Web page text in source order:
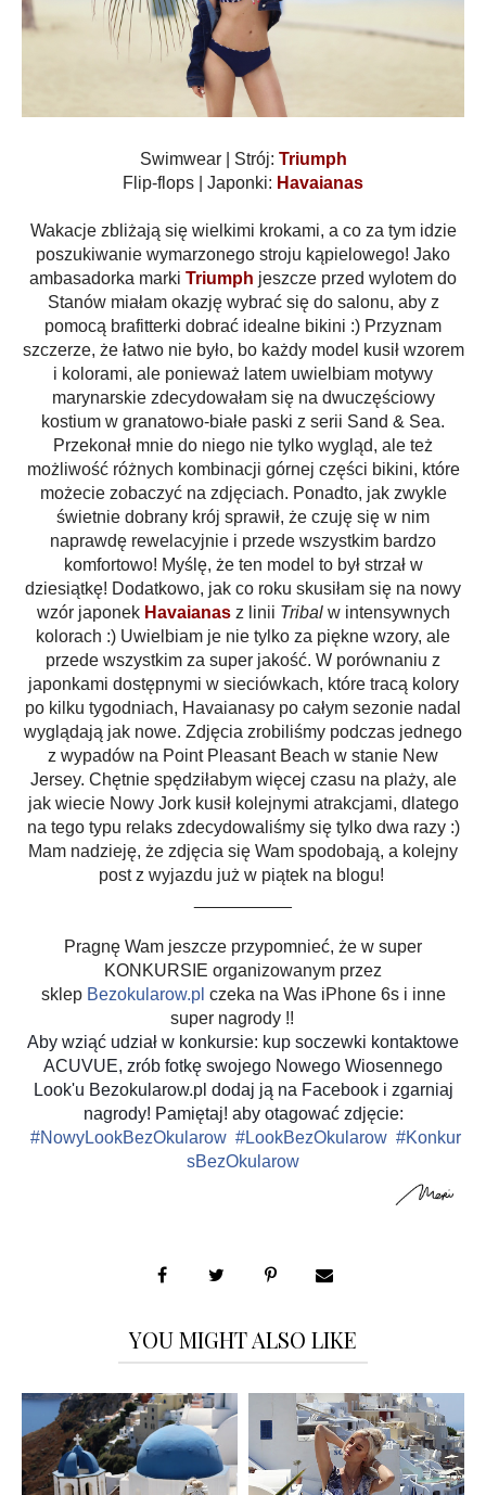
Swimwear | Strój: Triumph
Flip-flops | Japonki: Havaianas
Wakacje zbliżają się wielkimi krokami, a co za tym idzie
poszukiwanie wymarzonego stroju kąpielowego! Jako
ambasadorka marki Triumph jeszcze przed wylotem do
Stanów miałam okazję wybrać się do salonu, aby z
pomocą brafitterki dobrać idealne bikini :) Przyznam
szczerze, że łatwo nie było, bo każdy model kusił wzorem
i kolorami, ale ponieważ latem uwielbiam motywy
marynarskie zdecydowałam się na dwuczęściowy
kostium w granatowo-białe paski z serii Sand & Sea.
Przekonał mnie do niego nie tylko wygląd, ale też
możliwość różnych kombinacji górnej części bikini, które
możecie zobaczyć na zdjęciach. Ponadto, jak zwykle
świetnie dobrany krój sprawił, że czuję się w nim
naprawdę rewelacyjnie i przede wszystkim bardzo
komfortowo! Myślę, że ten model to był strzał w
dziesiątkę! Dodatkowo, jak co roku skusiłam się na nowy
wzór japonek Havaianasz linii Tribal w intensywnych
kolorach :) Uwielbiam je nie tylko za piękne wzory, ale
przede wszystkim za super jakość. W porównaniu z
japonkami dostępnymi w sieciówkach, które tracą kolory
po kilku tygodniach, Havaianasy po całym sezonie nadal
wyglądają jak nowe. Zdjęcia zrobiliśmy podczas jednego
z wypadów na Point Pleasant Beach w stanie New
Jersey. Chętnie spędziłabym więcej czasu na plaży, ale
jak wiecie Nowy Jork kusił kolejnymi atrakcjami, dlatego
na tego typu relaks zdecydowaliśmy się tylko dwa razy :)
Mam nadzieję, że zdjęcia się Wam spodobają, a kolejny
post z wyjazdu już w piątek na blogu!
Pragnę Wam jeszcze przypomnieć, że w super
KONKURSIE organizowanym przez
sklep Bezokularow.pl czeka na Was iPhone 6s i inne
super nagrody !!
Aby wziąć udział w konkursie: kup soczewki kontaktowe
ACUVUE, zrób fotkę swojego Nowego Wiosennego
Look'u Bezokularow.pl dodaj ją na Facebook i zgarniaj
nagrody! Pamiętaj! aby otagować zdjęcie:
‪#‎NowyLookBezOkularow‬ ‪#‎LookBezOkularow‬ ‪#‎Konkur
sBezOkularow
YOU MIGHT ALSO LIKE